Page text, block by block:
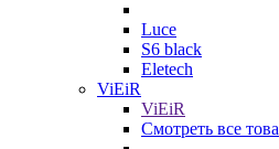
Luce
S6 black
Eletech
ViEiR
ViEiR
Смотреть все